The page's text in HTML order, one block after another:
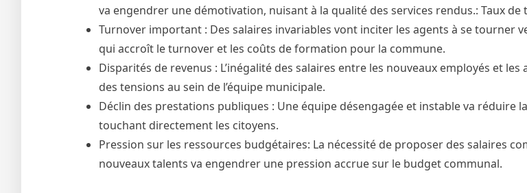
va engendrer une démotivation, nuisant à la qualité des services rendus.: Taux de
Turnover important : Des salaires invariables vont inciter les agents à se tourner
qui accroît le turnover et les coûts de formation pour la commune.
Disparités de revenus : L’inégalité des salaires entre les nouveaux employés et
des tensions au sein de l’équipe municipale.
Déclin des prestations publiques : Une équipe désengagée et instable va réduire
touchant directement les citoyens.
Pression sur les ressources budgétaires: La nécessité de proposer des salaires
nouveaux talents va engendrer une pression accrue sur le budget communal.